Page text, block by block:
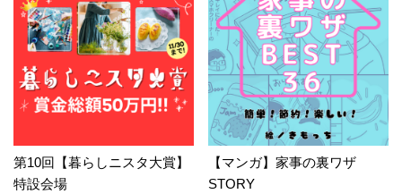
第10回【暮らしニスタ大賞】
特設会場
【マンガ】家事の裏ワザ
STORY